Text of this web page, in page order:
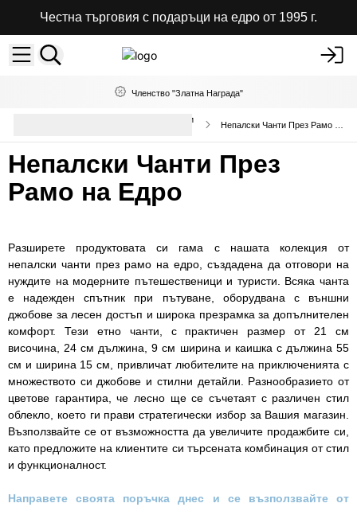
Честна търговия с подаръци на едро от 1995 г.
Членство "Златна Награда"
Висококачествени чанти и раници
Непалски Чанти През
Рамо на Едро
Разширете продуктовата си гама с нашата колекция от
непалски чанти през рамо на едро, създадена да отговори на
нуждите на модерните пътешественици и туристи. Всяка чанта
е надежден спътник при пътуване, оборудвана с външни
джобове за лесен достъп и широка презрамка за допълнителен
комфорт. Тези етно чанти, с практичен размер от 21 см
височина, 24 см дължина, 9 см ширина и каишка с дължина 55
см и ширина 15 см, привличат любителите на приключенията с
множеството си джобове и стилни детайли. Разнообразието от
цветове гарантира, че лесно ще се съчетаят с различен стил
облекло, което ги прави стратегически избор за Вашия магазин.
Възползвайте се от възможността да увеличите продажбите си,
като предложите на клиентите си търсената комбинация от стил
и функционалност.
Направете своята поръчка днес и се възползвайте от